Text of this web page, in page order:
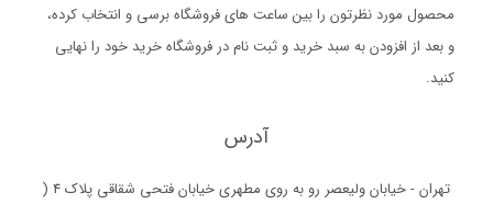
محصول مورد نظرتون را بین ساعت های فروشگاه برسی و انتخاب کرده،
و بعد از افزودن به سبد خرید و ثبت نام در فروشگاه خرید خود را نهایی
کنید.
آدرس
تهران - خیابان ولیعصر رو به روی مطهری خیابان فتحی شقاقی پلاک 4 (